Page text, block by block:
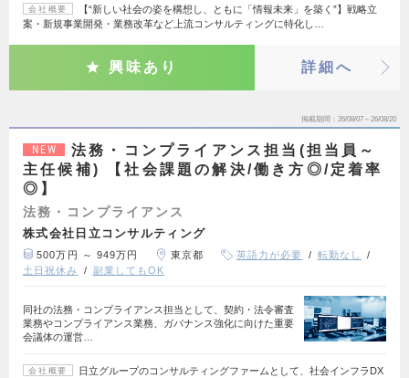
会社概要
【“新しい社会の姿を構想し、ともに「情報未来」を築く”】戦略立
案・新規事業開発・業務改革など上流コンサルティングに特化し…
興味あり 詳細へ
掲載期間 26/08/07～26/08/20
NEW
法務・コンプライアンス担当(担当員～
主任候補) 【社会課題の解決/働き方◎/定着率
◎】
法務・コンプライアンス
株式会社日立コンサルティング
500万円 ～ 949万円 東京都 英語力が必要
転勤なし
土日祝休み
副業してもOK
同社の法務・コンプライアンス担当として、契約・法令審査
業務やコンプライアンス業務、ガバナンス強化に向けた重要
会議体の運営…
会社概要
日立グループのコンサルティングファームとして、社会インフラDX